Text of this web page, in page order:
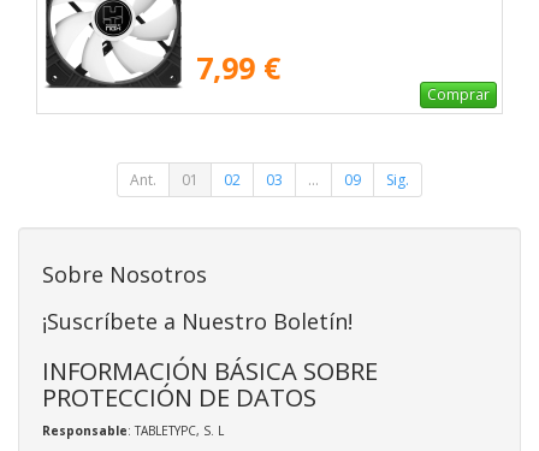
7,99 €
Comprar
Ant. 01 02 03 ... 09 Sig.
Sobre Nosotros
¡Suscríbete a Nuestro Boletín!
INFORMACIÓN BÁSICA SOBRE
PROTECCIÓN DE DATOS
Responsable: TABLETYPC, S. L